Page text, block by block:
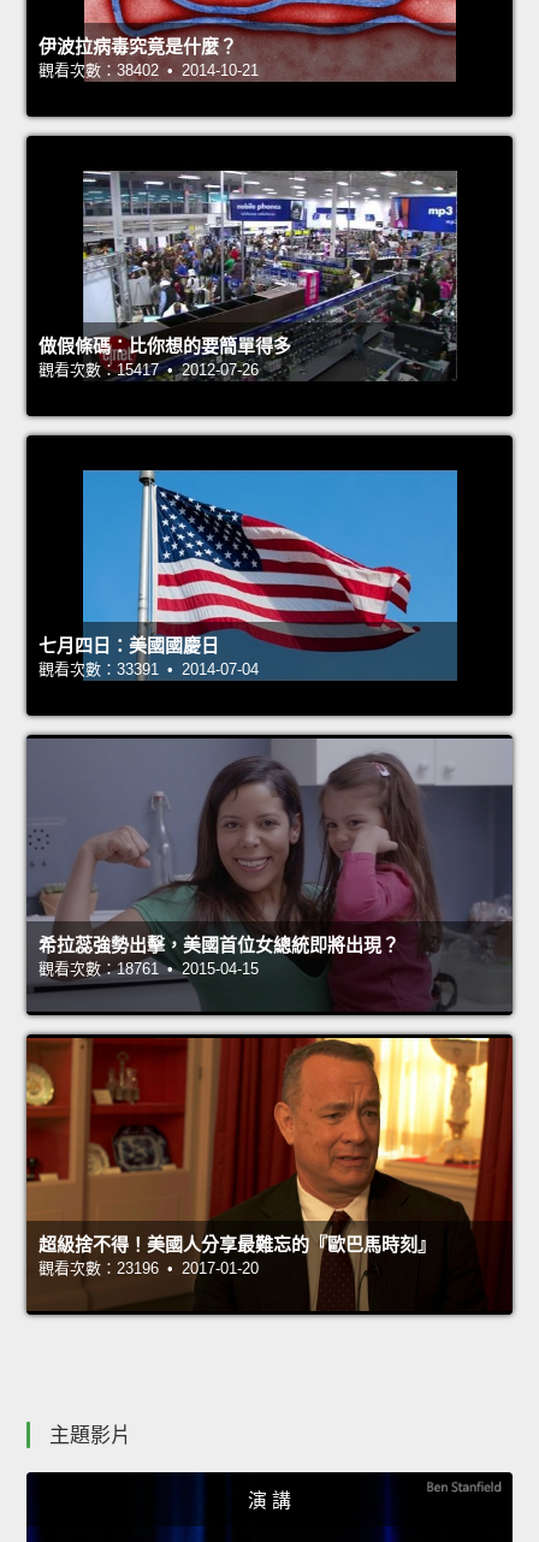
伊波拉病毒究竟是什麼？
觀看次數：38402 • 2014-10-21
做假條碼：比你想的要簡單得多
觀看次數：15417 • 2012-07-26
七月四日：美國國慶日
觀看次數：33391 • 2014-07-04
希拉蕊強勢出擊，美國首位女總統即將出現？
觀看次數：18761 • 2015-04-15
超級捨不得！美國人分享最難忘的『歐巴馬時刻』
觀看次數：23196 • 2017-01-20
主題影片
演 講